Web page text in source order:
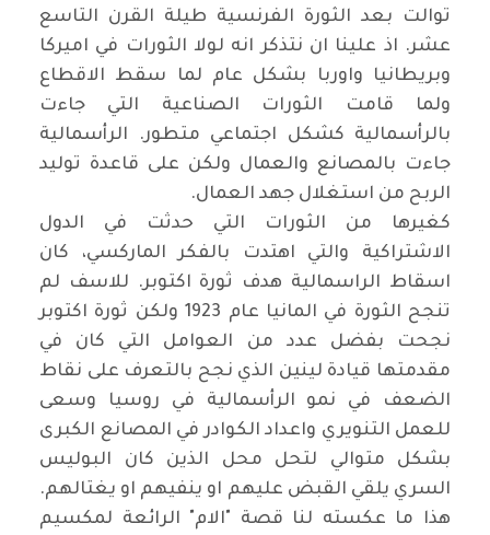
توالت بعد الثورة الفرنسية طيلة القرن التاسع
عشر. اذ علينا ان نتذكر انه لولا الثورات في اميركا
وبريطانيا واوربا بشكل عام لما سقط الاقطاع
ولما قامت الثورات الصناعية التي جاءت
بالرأسمالية كشكل اجتماعي متطور. الرأسمالية
جاءت بالمصانع والعمال ولكن على قاعدة توليد
الربح من استغلال جهد العمال.
كغيرها من الثورات التي حدثت في الدول
الاشتراكية والتي اهتدت بالفكر الماركسي، كان
اسقاط الراسمالية هدف ثورة اكتوبر. للاسف لم
تنجح الثورة في المانيا عام 1923 ولكن ثورة اكتوبر
نجحت بفضل عدد من العوامل التي كان في
مقدمتها قيادة لينين الذي نجح بالتعرف على نقاط
الضعف في نمو الرأسمالية في روسيا وسعى
للعمل التنويري واعداد الكوادر في المصانع الكبرى
بشكل متوالي لتحل محل الذين كان البوليس
السري يلقي القبض عليهم او ينفيهم او يغتالهم.
هذا ما عكسته لنا قصة "الام" الرائعة لمكسيم